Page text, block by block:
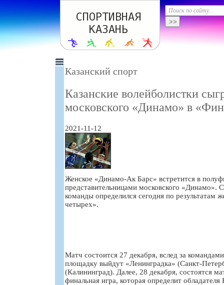
Казанский спорт
Казанские волейболистки
московского «Динамо» в
2021-11-12
Женское «Динамо-Ак Барс» встретится в
представительницами московского «Динамо».
команды определился сегодня по результатам
четырех».
Матч состоится 27 декабря, вслед за
площадку выйдут «Ленинградка» (Санкт-
(Калининград). Далее, 28 декабря, состоятся
финальная игра, которая определит